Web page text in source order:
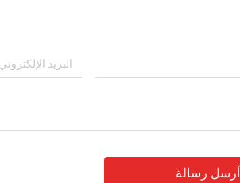
أرسل رسالة